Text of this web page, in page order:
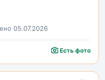
05.07.2026
Есть фото